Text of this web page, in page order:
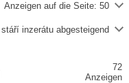
Anzeigen auf die Seite: 50
stáří inzerátu abgesteigend
72
Anzeigen